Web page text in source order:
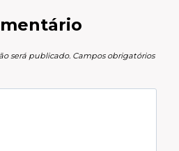
será publicado. Campos obrigatórios